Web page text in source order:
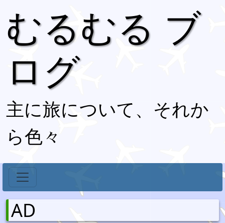
むるむる ブ
ログ
主に旅について、それか
ら色々
AD